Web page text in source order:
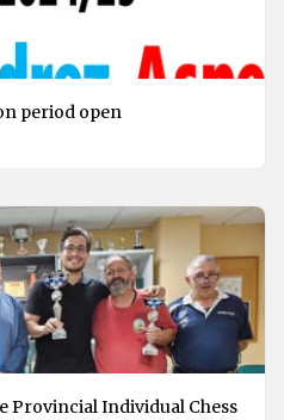
period open
Provincial Individual Chess